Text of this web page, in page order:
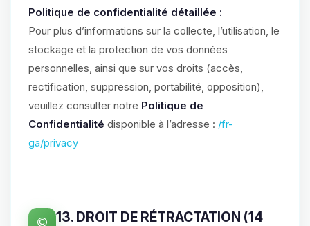
Politique de confidentialité détaillée :
Pour plus d’informations sur la collecte, l’utilisation, le
stockage et la protection de vos données
personnelles, ainsi que sur vos droits (accès,
rectification, suppression, portabilité, opposition),
veuillez consulter notre Politique de
Confidentialité disponible à l’adresse : /fr-
ga/privacy
13. DROIT DE RÉTRACTATION (14